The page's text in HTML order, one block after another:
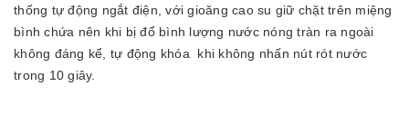
thống tự động ngắt điện, với gioăng cao su giữ chặt trên miệng
bình chứa nên khi bị đổ bình lượng nước nóng tràn ra ngoài
không đáng kể, tự động khóa khi không nhấn nút rót nước
trong 10 giây.